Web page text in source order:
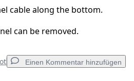
cable along the bottom.
can be removed.
Einen Kommentar hinzufügen